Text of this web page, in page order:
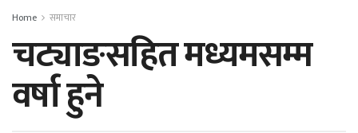
Home समाचार
चट्याङसहित मध्यमसम्म
वर्षा हुने